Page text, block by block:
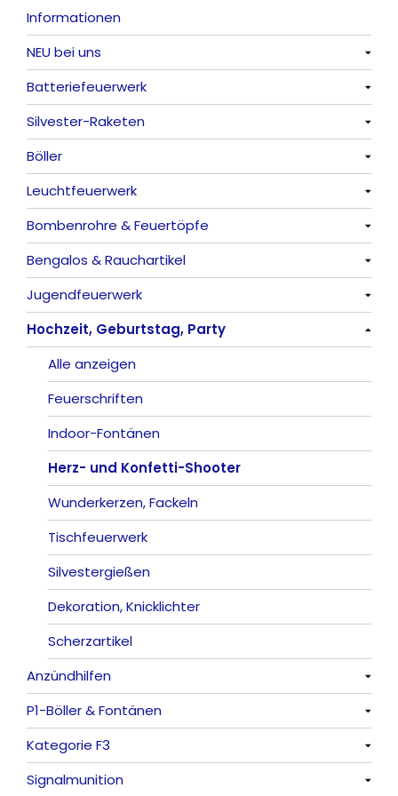
Informationen
NEU bei uns
Alle anzeigen
Batteriefeuerwerk
Alle anzeigen
Silvester-Raketen
Alle anzeigen
Böller
Alle anzeigen
China-Böller
Knaller / Kanonenschläge
Reibkopfknaller
Frösche, Pfeiffer
Leuchtfeuerwerk
Alle anzeigen
Vulkane
Fontänen
Sonnen
Feuervögel
Römische Lichter
Bombenrohre & Feuertöpfe
Alle anzeigen
Mit Rumms
Bezaubernde Effekte
Bengalos & Rauchartikel
Alle anzeigen
Bengalos
Rauchartikel
Jugendfeuerwerk
Alle anzeigen
Hochzeit, Geburtstag, Party
Alle anzeigen
Feuerschriften
Indoor-Fontänen
Herz- und Konfetti-Shooter
Wunderkerzen, Fackeln
Tischfeuerwerk
Silvestergießen
Dekoration, Knicklichter
Scherzartikel
Anzündhilfen
Alle anzeigen
P1-Böller & Fontänen
Alle anzeigen
Kategorie F3
Alle anzeigen
Signalmunition